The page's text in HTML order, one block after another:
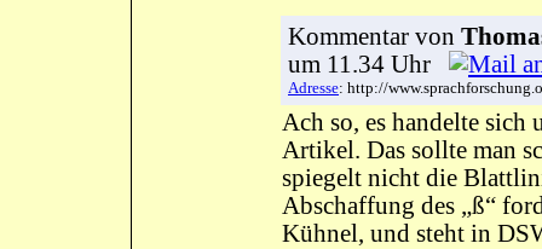
Kommentar von
um 11.34 Uhr
Adresse: http://
Ach so, es handelte
Artikel. Das sollte man
spiegelt nicht die
Abschaffung des „ß“
Kühnel, und steht in